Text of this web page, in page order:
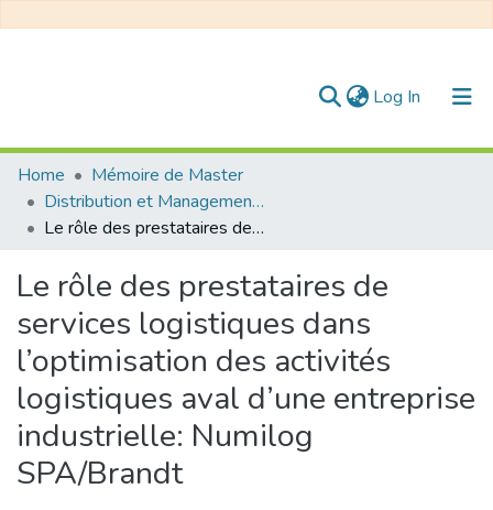
Log In (current)
Communities & Collections
All of DSpace
Home
Mémoire de Master
Distribution et Management de la Chaîne Logistique
Le rôle des prestataires de services logistiques dans l’optimisation des activités logistiques aval d’une entreprise industrielle: Numilog SPA/Brandt
Le rôle des prestataires de
services logistiques dans
l’optimisation des activités
logistiques aval d’une entreprise
industrielle: Numilog
SPA/Brandt